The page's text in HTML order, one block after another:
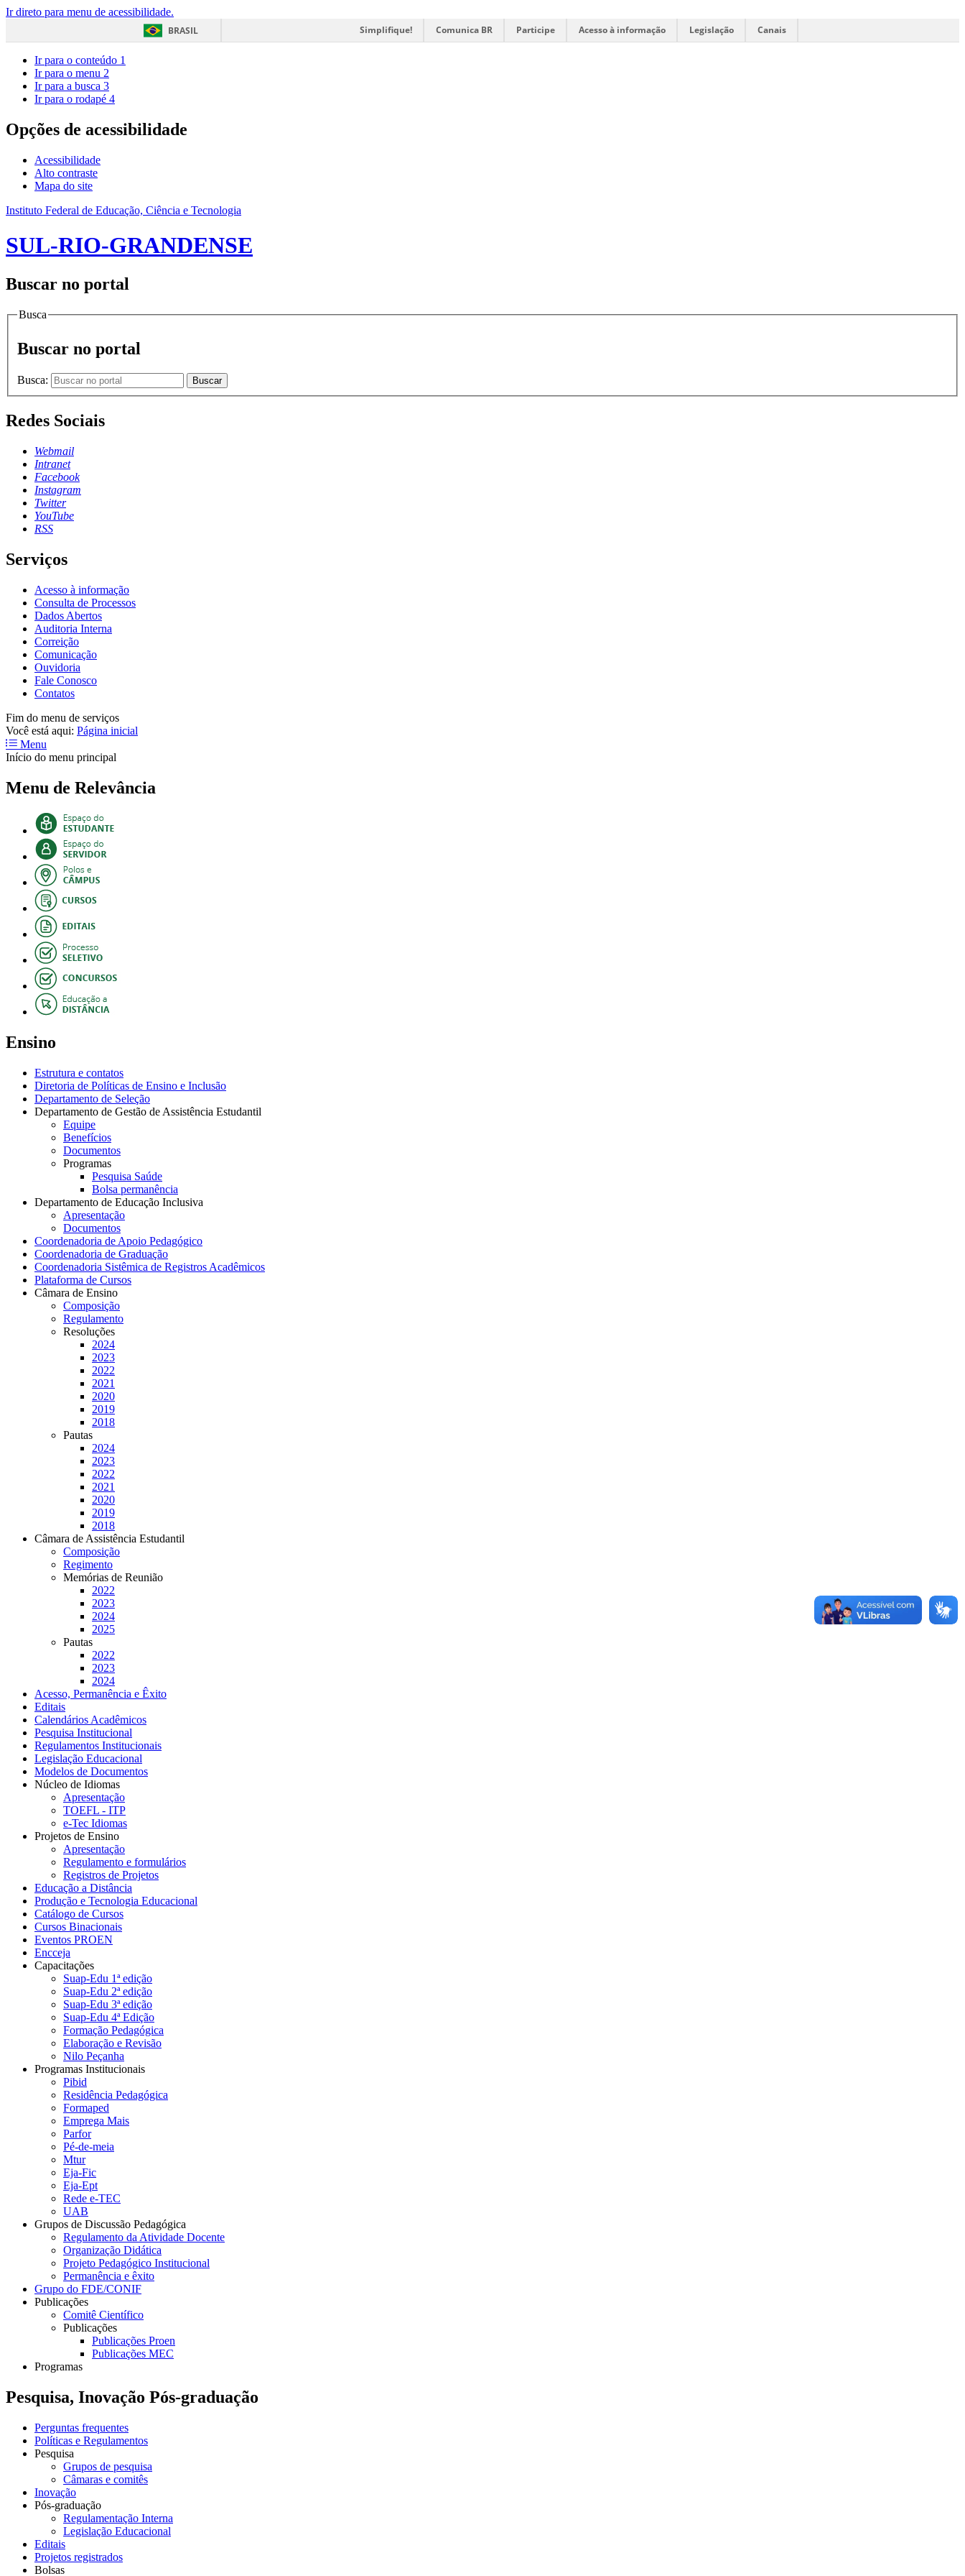
Ir direto para menu de acessibilidade.
BRASIL
Simplifique! Comunica BR Participe Acesso à informação Legislação Canais
Ir para o conteúdo 1
Ir para o menu 2
Ir para a busca 3
Ir para o rodapé 4
Opções de acessibilidade
Acessibilidade
Alto contraste
Mapa do site
Instituto Federal de Educação, Ciência e Tecnologia
SUL-RIO-GRANDENSE
Buscar no portal
Busca
Buscar no portal
Busca: Buscar
Redes Sociais
Webmail
Intranet
Facebook
Instagram
Twitter
YouTube
RSS
Serviços
Acesso à informação
Consulta de Processos
Dados Abertos
Auditoria Interna
Correição
Comunicação
Ouvidoria
Fale Conosco
Contatos
Fim do menu de serviços
Você está aqui: Página inicial
Menu
Início do menu principal
Menu de Relevância
Ensino
Estrutura e contatos
Diretoria de Políticas de Ensino e Inclusão
Departamento de Seleção
Departamento de Gestão de Assistência Estudantil
Equipe
Benefícios
Documentos
Programas
Pesquisa Saúde
Bolsa permanência
Departamento de Educação Inclusiva
Apresentação
Documentos
Coordenadoria de Apoio Pedagógico
Coordenadoria de Graduação
Coordenadoria Sistêmica de Registros Acadêmicos
Plataforma de Cursos
Câmara de Ensino
Composição
Regulamento
Resoluções
2024
2023
2022
2021
2020
2019
2018
Pautas
2024
2023
2022
2021
2020
2019
2018
Câmara de Assistência Estudantil
Composição
Regimento
Memórias de Reunião
2022
2023
2024
2025
Pautas
2022
2023
2024
Acesso, Permanência e Êxito
Editais
Calendários Acadêmicos
Pesquisa Institucional
Regulamentos Institucionais
Legislação Educacional
Modelos de Documentos
Núcleo de Idiomas
Apresentação
TOEFL - ITP
e-Tec Idiomas
Projetos de Ensino
Apresentação
Regulamento e formulários
Registros de Projetos
Educação a Distância
Produção e Tecnologia Educacional
Catálogo de Cursos
Cursos Binacionais
Eventos PROEN
Encceja
Capacitações
Suap-Edu 1ª edição
Suap-Edu 2ª edição
Suap-Edu 3ª edição
Suap-Edu 4ª Edição
Formação Pedagógica
Elaboração e Revisão
Nilo Peçanha
Programas Institucionais
Pibid
Residência Pedagógica
Formaped
Emprega Mais
Parfor
Pé-de-meia
Mtur
Eja-Fic
Eja-Ept
Rede e-TEC
UAB
Grupos de Discussão Pedagógica
Regulamento da Atividade Docente
Organização Didática
Projeto Pedagógico Institucional
Permanência e êxito
Grupo do FDE/CONIF
Publicações
Comitê Científico
Publicações
Publicações Proen
Publicações MEC
Programas
Pesquisa, Inovação Pós-graduação
Perguntas frequentes
Políticas e Regulamentos
Pesquisa
Grupos de pesquisa
Câmaras e comitês
Inovação
Pós-graduação
Regulamentação Interna
Legislação Educacional
Editais
Projetos registrados
Bolsas